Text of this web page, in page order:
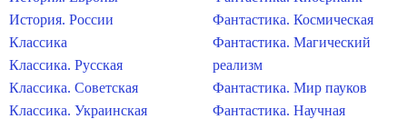
История. России
Классика
Классика. Русская
Классика. Советская
Классика. Украинская
Фантастика. Космическая
Фантастика. Магический
реализм
Фантастика. Мир пауков
Фантастика. Научная